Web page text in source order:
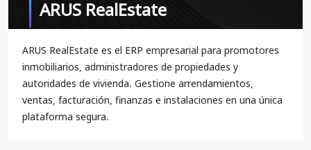
ARUS RealEstate
ARUS RealEstate es el ERP empresarial para promotores
inmobiliarios, administradores de propiedades y
autoridades de vivienda. Gestione arrendamientos,
ventas, facturación, finanzas e instalaciones en una única
plataforma segura.